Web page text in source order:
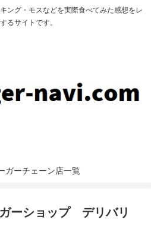
ング・モスなどを実際食べてみた感想をレ
るサイトです。
ガーチェーン店一覧
ーショップ デリバリ